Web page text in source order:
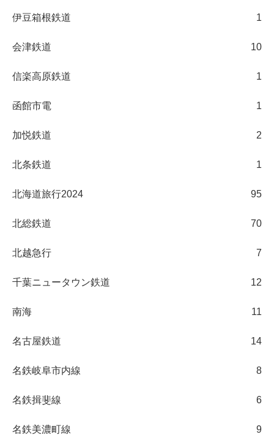
伊豆箱根鉄道 1
会津鉄道 10
信楽高原鉄道 1
函館市電 1
加悦鉄道 2
北条鉄道 1
北海道旅行2024 95
北総鉄道 70
北越急行 7
千葉ニュータウン鉄道 12
南海 11
名古屋鉄道 14
名鉄岐阜市内線 8
名鉄揖斐線 6
名鉄美濃町線 9